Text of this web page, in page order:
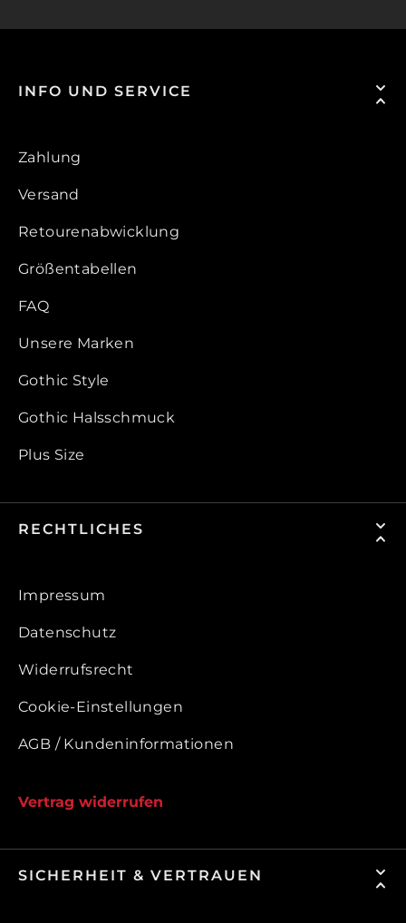
INFO UND SERVICE
Zahlung
Versand
Retourenabwicklung
Größentabellen
FAQ
Unsere Marken
Gothic Style
Gothic Halsschmuck
Plus Size
RECHTLICHES
Impressum
Datenschutz
Widerrufsrecht
Cookie-Einstellungen
AGB / Kundeninformationen
Vertrag widerrufen
SICHERHEIT & VERTRAUEN